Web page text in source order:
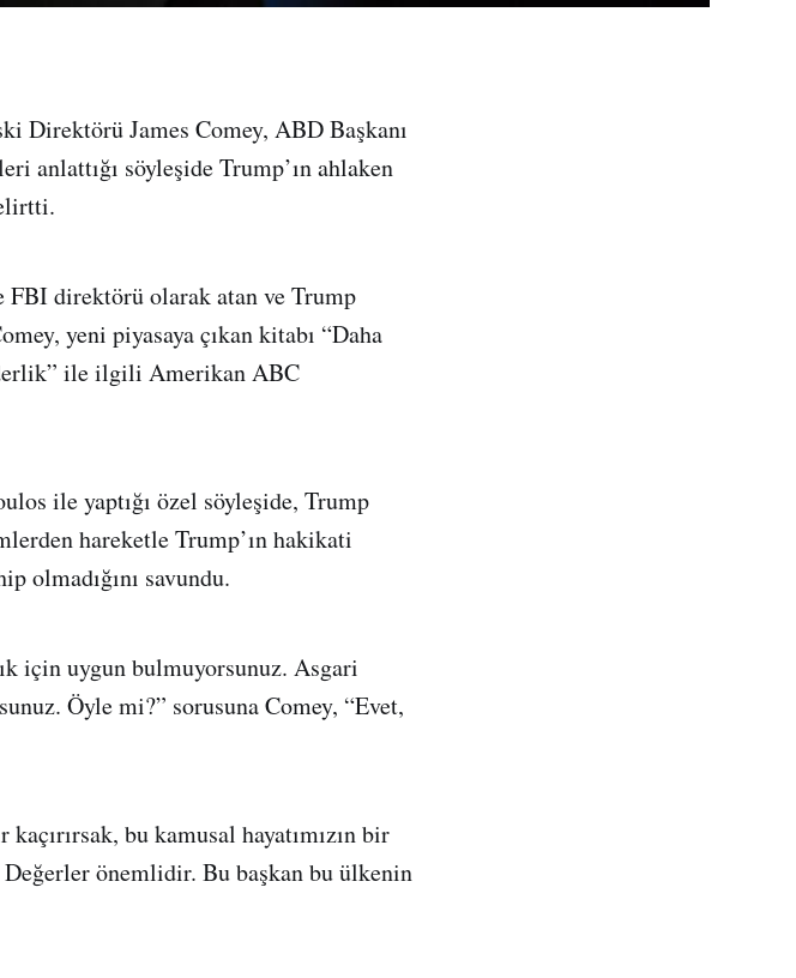
Direktörü James Comey, ABD Başkanı
anlattığı söyleşide Trump’ın ahlaken
FBI direktörü olarak atan ve Trump
yeni piyasaya çıkan kitabı “Daha
ile ilgili Amerikan ABC
ile yaptığı özel söyleşide, Trump
hareketle Trump’ın hakikati
olmadığını savundu.
için uygun bulmuyorsunuz. Asgari
Öyle mi?” sorusuna Comey, “Evet,
bu kamusal hayatımızın bir
önemlidir. Bu başkan bu ülkenin